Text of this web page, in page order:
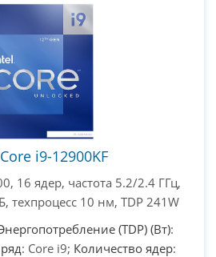
i9-12900KF
16 ядер, частота 5.2/2.4 ГГц,
10 нм, TDP 241W
(TDP) (Вт):
: Core i9; Количество ядер: